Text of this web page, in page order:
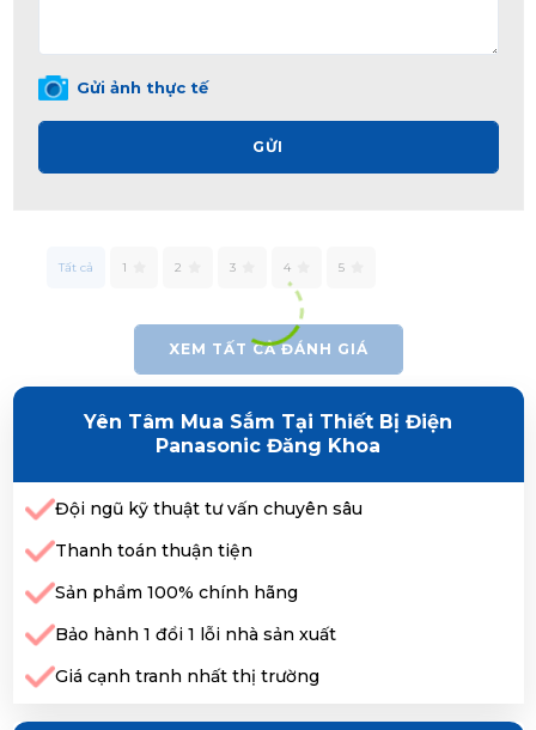
Gửi ảnh thực tế
GỬI
Tất cả 1 2 3 4 5
XEM TẤT CẢ ĐÁNH GIÁ
Yên Tâm Mua Sắm Tại Thiết Bị Điện
Panasonic Đăng Khoa
Đội ngũ kỹ thuật tư vấn chuyên sâu
Thanh toán thuận tiện
Sản phẩm 100% chính hãng
Bảo hành 1 đổi 1 lỗi nhà sản xuất
Giá cạnh tranh nhất thị trường